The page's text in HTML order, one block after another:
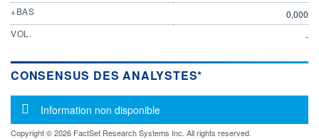
+BAS
0,000
VOL.
-
CONSENSUS DES ANALYSTES*
Message d'information
Information non disponible
Copyright © 2026 FactSet Research Systems Inc. All rights reserved.